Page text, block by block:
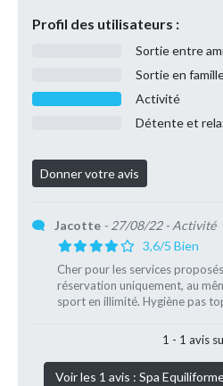
Profil des utilisateurs :
Sortie entre
Sortie en
Activité
Détente et
Jacotte - 27/08/22- Activité
3,6/5 Bien
Cher pour les services
réservation uniquement, au
sport en illimité. Hygiène pas
1 - 1 avis
Voir les 1 avis : Spa